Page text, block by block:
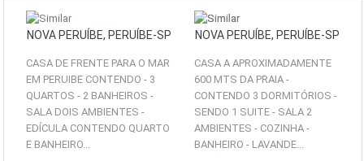
NOVA PERUÍBE, PERUÍBE-SP
CASA DE FRENTE PARA O MAR
EM PERUIBE CONTENDO - 3
QUARTOS - 2 BANHEIROS -
SALA DOIS AMBIENTES -
EDÍCULA CONTENDO QUARTO
E BANHEIRO...
NOVA PERUÍBE, PERUÍBE-SP
CASA A APROXIMADAMENTE
600 MTS DA PRAIA -
CONTENDO 3 DORMITÓRIOS -
SENDO 1 SUITE - SALA 2
AMBIENTES - COZINHA -
BANHEIRO - LAVANDE...